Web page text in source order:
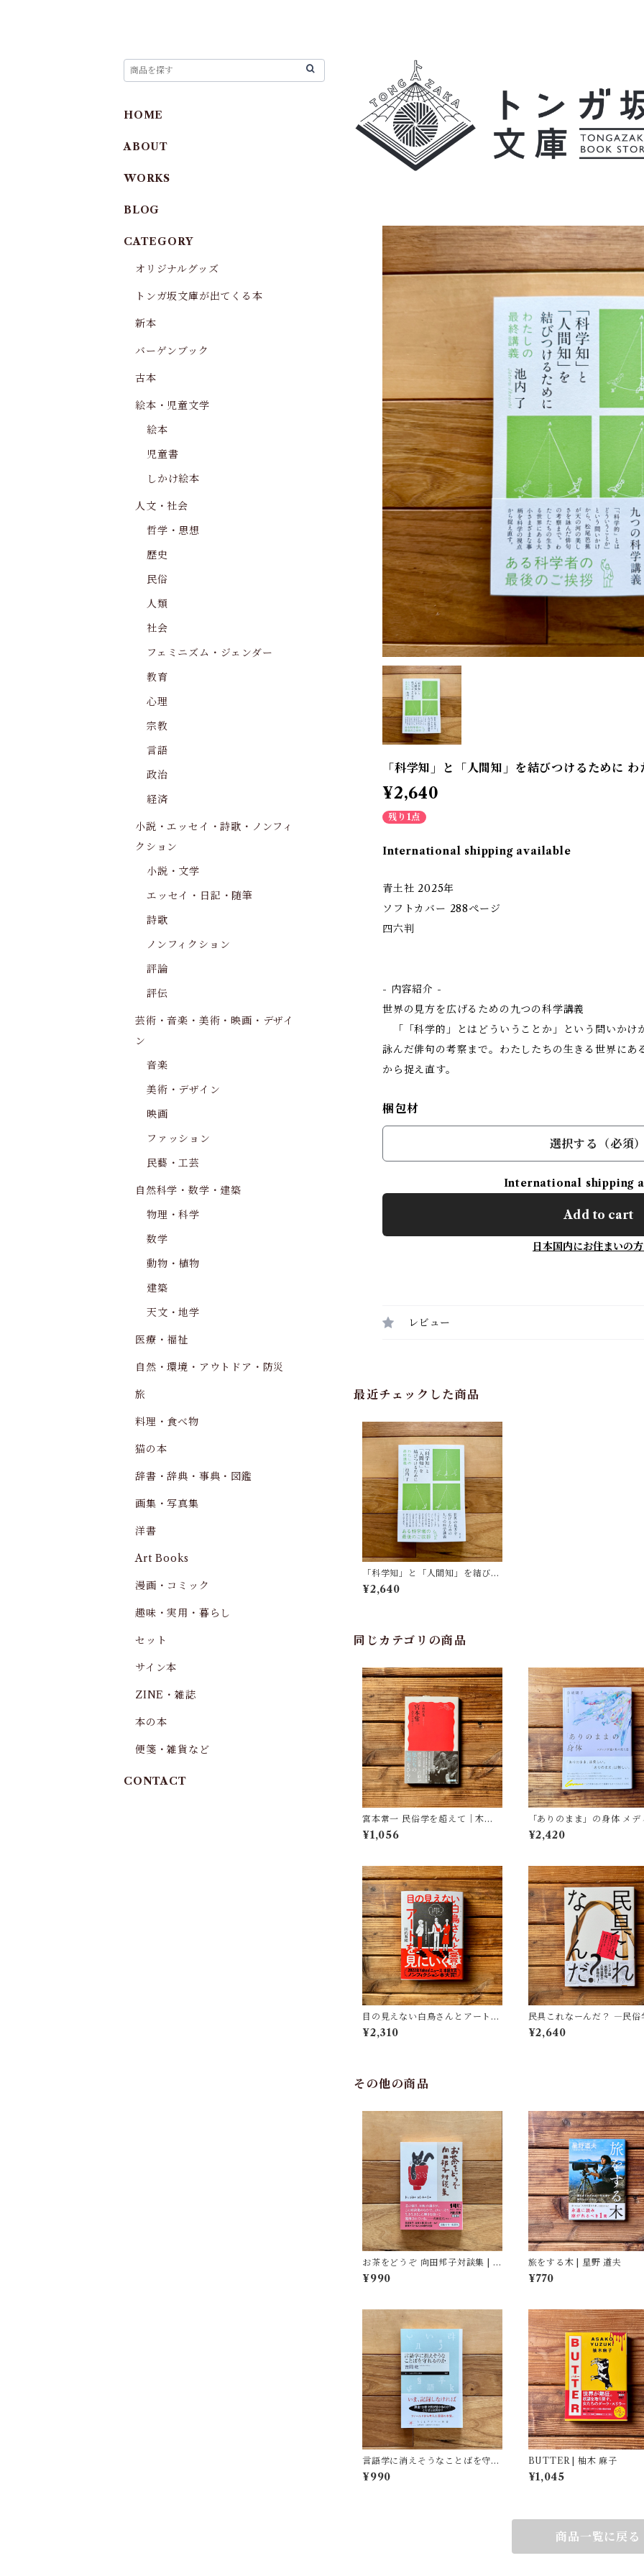
「科学知」と「人間知」を結びつけるために
¥2,640
残り1点
International shipping available
青土社 2025年
ソフトカバー 288ぺージ
四六判
- 内容紹介 -
世界の見方を広げるための九つの科学講義
「「科学的」とはどういうことか」という問いかけ
詠んだ俳句の考察まで。わたしたちの生きる世界にあ
から捉え直す。
梱包材
選択する（必須）
International shipping
Add to cart
日本国内にお住まいの
レビュー
最近チェックした商品
「科学知」と「人間知」を結びつ
けるために わたしの最終講義 | 池
内了
¥2,640
同じカテゴリの商品
宮本常一 民俗学を超えて｜木村
哲也
¥1,056
「ありのまま」の身体 メデ
が描く私の見た目 | 藤嶋 陽
¥2,420
目の見えない白鳥さんとアートを
見にいく | 川内 有緒
¥2,310
民具これなーんだ？ ―民俗
者・宮本常一が美術大学に
民具コレクション | 加藤幸治
¥2,640
その他の商品
お茶をどうぞ 向田邦子対談集 | 向
田 邦子
¥990
旅をする木 | 星野 道夫
¥770
言語学に消えそうなことばを守れ
るのか | 吉岡 乾
¥990
BUTTER | 柚木 麻子
¥1,045
商品一覧に戻る
HOME
ABOUT
WORKS
BLOG
CATEGORY
オリジナルグッズ
トンガ坂文庫が出てくる本
新本
バーゲンブック
古本
絵本・児童文学
絵本
児童書
しかけ絵本
人文・社会
哲学・思想
歴史
民俗
人類
社会
フェミニズム・ジェンダー
教育
心理
宗教
言語
政治
経済
小説・エッセイ・詩歌・ノンフィ
クション
小説・文学
エッセイ・日記・随筆
詩歌
ノンフィクション
評論
評伝
芸術・音楽・美術・映画・デザイ
ン
音楽
美術・デザイン
映画
ファッション
民藝・工芸
自然科学・数学・建築
物理・科学
数学
動物・植物
建築
天文・地学
医療・福祉
自然・環境・アウトドア・防災
旅
料理・食べ物
猫の本
辞書・辞典・事典・図鑑
画集・写真集
洋書
Art Books
漫画・コミック
趣味・実用・暮らし
セット
サイン本
ZINE・雑誌
本の本
便箋・雑貨など
CONTACT